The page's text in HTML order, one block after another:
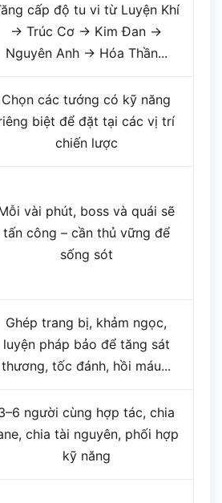
cấp độ tu vi từ Luyện Khí
→ Trúc Cơ → Kim Đan →
Nguyên Anh → Hóa Thần...
Chọn các tướng có kỹ năng
biệt để đặt tại các vị trí
chiến lược
vài phút, boss và quái sẽ
tấn công – cần thủ vững để
sống sót
Ghép trang bị, khảm ngọc,
luyện pháp bảo để tăng sát
thương, tốc đánh, hồi máu...
người cùng hợp tác, chia
chia tài nguyên, phối hợp
kỹ năng